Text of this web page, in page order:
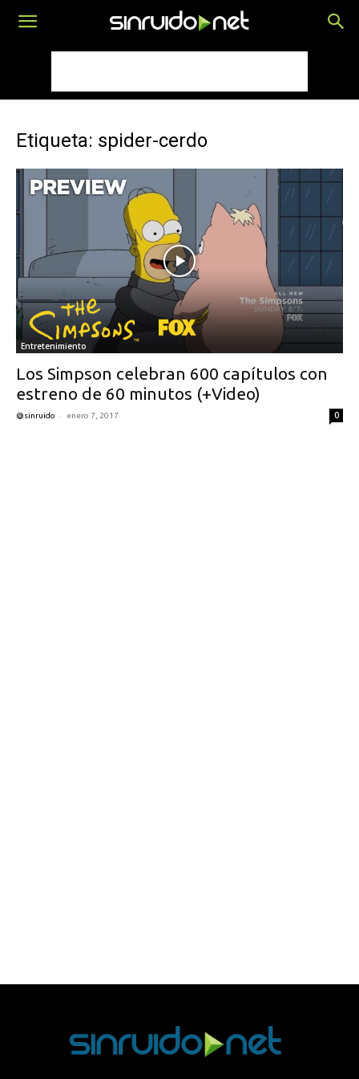
Etiqueta: spider-cerdo
Entretenimiento
Los Simpson celebran 600 capítulos con
estreno de 60 minutos (+Video)
@sinruido - enero 7, 2017 0